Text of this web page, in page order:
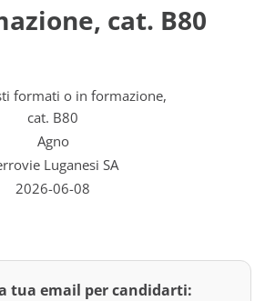
cat. B80
formati o in formazione,
cat. B80
Agno
Luganesi SA
2026-06-08
tua email per candidarti: